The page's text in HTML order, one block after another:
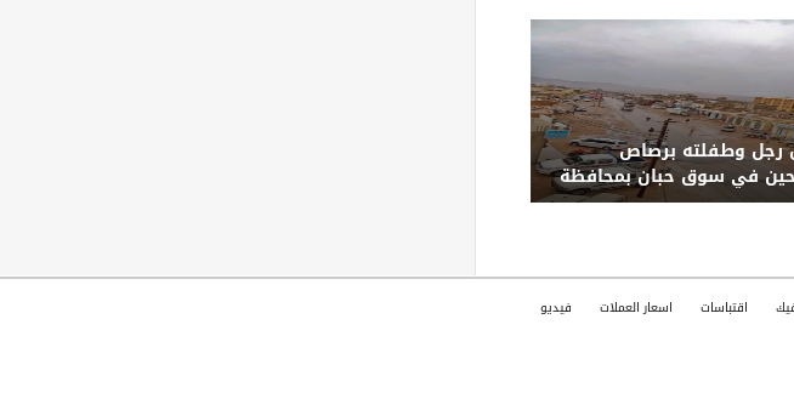
رجل وطفلته برصاص
في سوق حبان بمحافظة
اقتباسات اسعار العملات فيديو